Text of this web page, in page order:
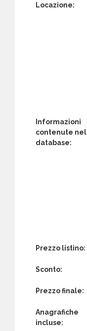
Locazione:
Informazioni
contenute nel
database:
Prezzo listino:
Sconto:
Prezzo finale:
Anagrafiche
incluse: